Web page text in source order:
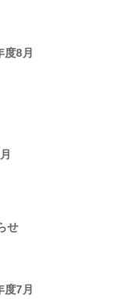
8月
せ
7月